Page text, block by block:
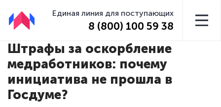
Единая линия для поступающих
8 (800) 100 59 38
Штрафы за оскорбление
медработников: почему
инициатива не прошла в
Госдуме?